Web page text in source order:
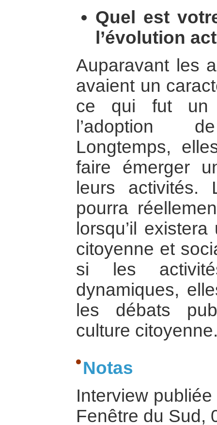
Quel est
l’évolution
Auparavant les
avaient un
ce qui fut un
l’adoption
Longtemps,
faire émerger
leurs
pourra
lorsqu’il
citoyenne et
si les
dynamiques,
les débats
culture
Notas
Interview
Fenêtre du Sud,